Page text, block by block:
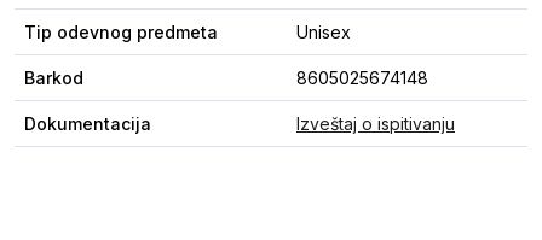
Tip odevnog predmeta Unisex
Barkod 8605025674148
Dokumentacija Izveštaj o ispitivanju